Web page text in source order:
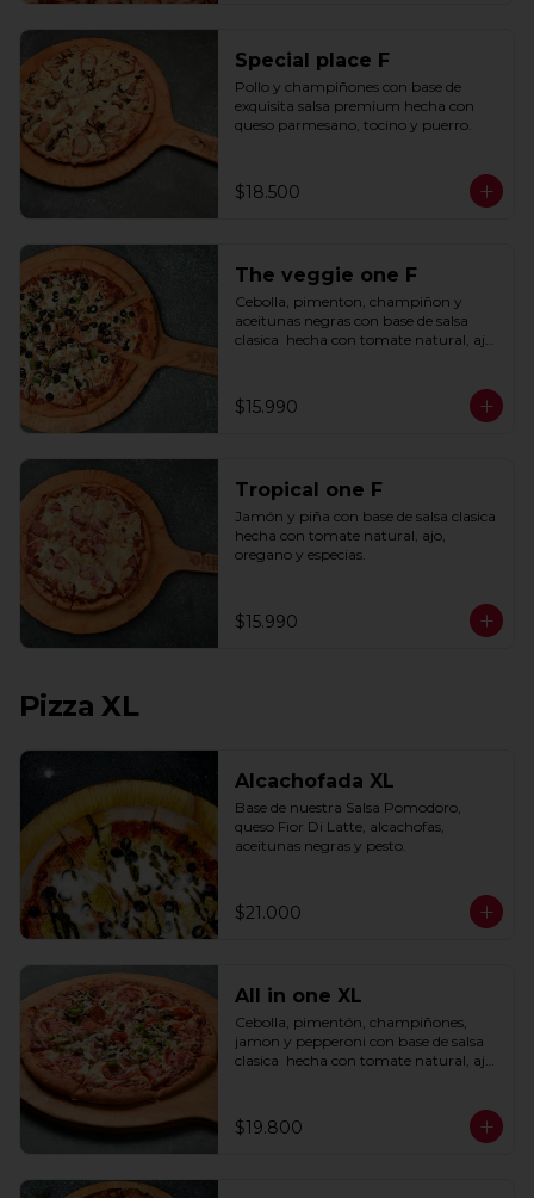
Special place F
Pollo y champiñones con base de
exquisita salsa premium hecha con
queso parmesano, tocino y puerro.
$18.500
The veggie one F
Cebolla, pimenton, champiñon y
aceitunas negras con base de salsa
clasica  hecha con tomate natural, ajo,
$15.990
Tropical one F
Jamón y piña con base de salsa clasica
hecha con tomate natural, ajo,
oregano y especias.
$15.990
Pizza XL
Alcachofada XL
Base de nuestra Salsa Pomodoro,
queso Fior Di Latte, alcachofas,
aceitunas negras y pesto.
$21.000
All in one XL
Cebolla, pimentón, champiñones,
jamon y pepperoni con base de salsa
clasica  hecha con tomate natural, ajo,
$19.800